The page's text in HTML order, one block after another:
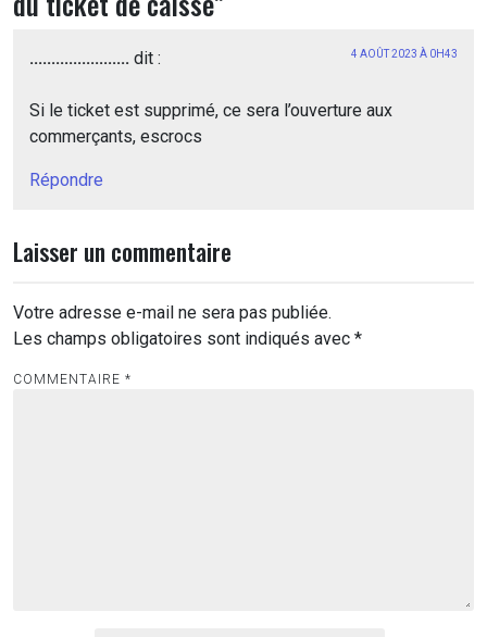
....................... dit : 4 AOÛT 2023 À 0H43
Si le ticket est supprimé, ce sera l’ouverture aux
commerçants, escrocs
Répondre
Laisser un commentaire
Votre adresse e-mail ne sera pas publiée.
Les champs obligatoires sont indiqués avec *
COMMENTAIRE *